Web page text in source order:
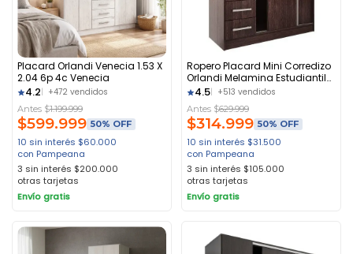
Placard Orlandi Venecia 1.53 X
2.04 6p 4c Venecia
4.2 +472 vendidos
Antes $1.199.999
$599.999 50% OFF
10 sin interés $60.000
con Pampeana
3 sin interés $200.000
otras tarjetas
Envío gratis
Ropero Placard Mini Corredizo
Orlandi Melamina Estudiantil
Color Wengue
4.5 +513 vendidos
Antes $629.999
$314.999 50% OFF
10 sin interés $31.500
con Pampeana
3 sin interés $105.000
otras tarjetas
Envío gratis